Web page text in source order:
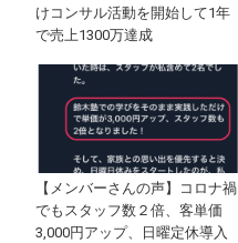
けコンサル活動を開始して1年
で売上1300万達成
【メンバーさんの声】コロナ禍
でもスタッフ数２倍、客単価
3,000円アップ、日曜定休導入